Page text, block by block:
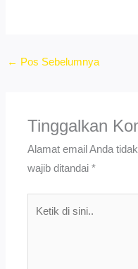
← Pos Sebelumnya
Tinggalkan
Alamat email Anda
wajib ditandai*